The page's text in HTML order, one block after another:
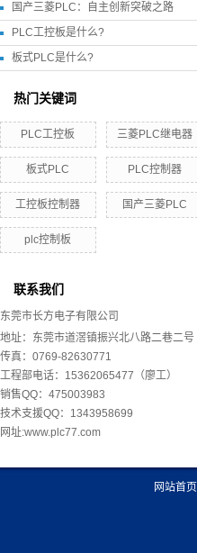
国产三菱PLC：自主创新突破之路
PLC工控板是什么?
板式PLC是什么?
热门关键词
PLC工控板 三菱PLC继电器
板式PLC PLC控制器
工控板控制器 国产三菱PLC
plc控制板
联系我们
东莞市长方电子有限公司
地址：东莞市道滘镇振兴北八路二巷二号
传真：0769-82630771
工程部电话：15362065477（廖工）
销售QQ：475003983
技术支援QQ：1343958699
网址:www.plc77.com
网站首页